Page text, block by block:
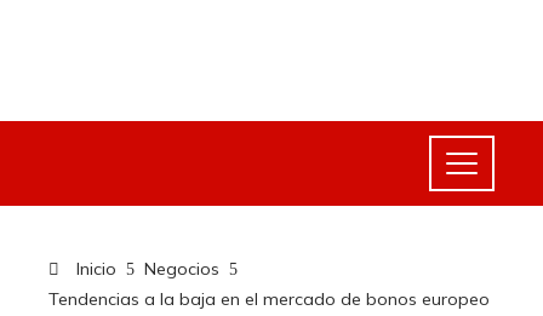
Inicio
Negocios
Tendencias a la baja en el mercado de bonos europeo